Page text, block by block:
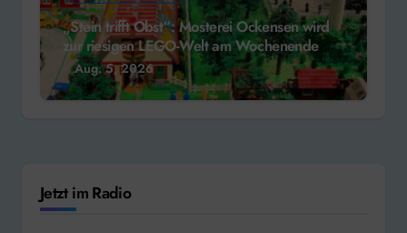
„Stein trifft Obst“: Mosterei Ockensen wird
zur riesigen LEGO-Welt am Wochenende
Aug. 5, 2026
Jetzt im Radio